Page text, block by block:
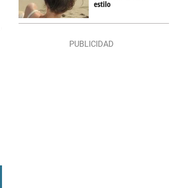
estilo